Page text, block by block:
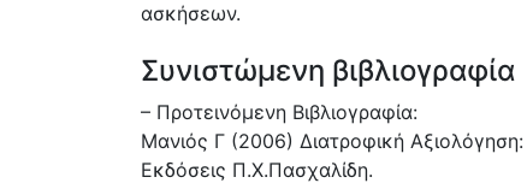
ασκήσεων.
Συνιστώμενη βιβλιογραφία
– Προτεινόμενη Βιβλιογραφία:
Μανιός Γ (2006) Διατροφική Αξιολόγηση:
Εκδόσεις Π.Χ.Πασχαλίδη.